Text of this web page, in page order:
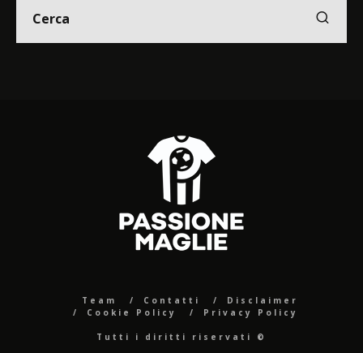
Team Contatti
Disclaimer
Cookie Policy
Privacy Policy
Tutti i diritti riservati ©